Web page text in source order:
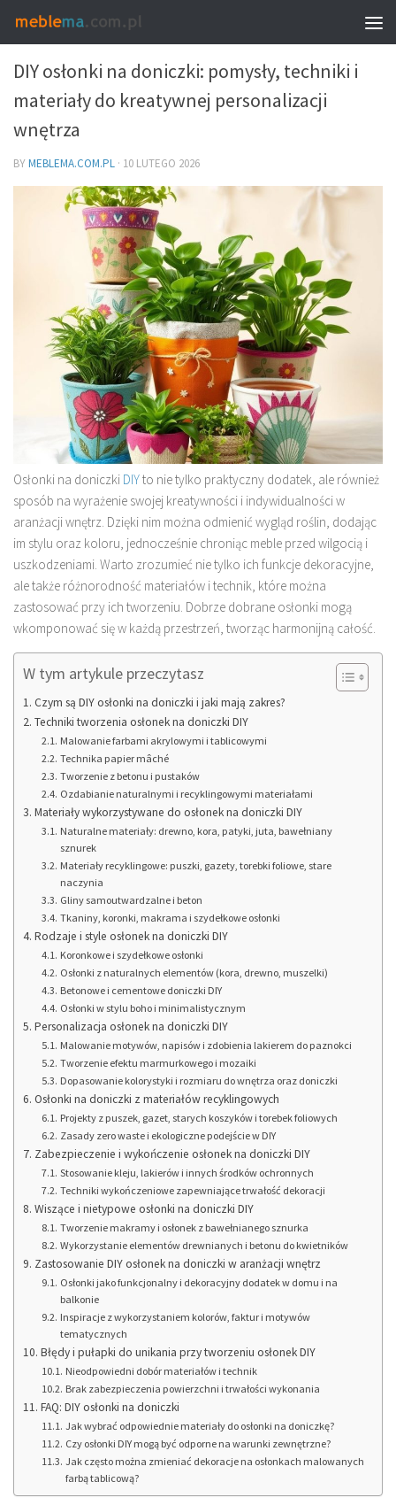
DIY DEKORACYJNE ORAZ UPCYCLING
DIY osłonki na doniczki: pomysły, techniki i
materiały do kreatywnej personalizacji
wnętrza
BYMEBLEMA.COM.PL · 10 LUTEGO 2026
Osłonki na doniczki DIYto nie tylko praktyczny dodatek, ale również
sposób na wyrażenie swojej kreatywności i indywidualności w
aranżacji wnętrz. Dzięki nim można odmienić wygląd roślin, dodając
im stylu oraz koloru, jednocześnie chroniąc meble przed wilgocią i
uszkodzeniami. Warto zrozumieć nie tylko ich funkcje dekoracyjne,
ale także różnorodność materiałów i technik, które można
zastosować przy ich tworzeniu. Dobrze dobrane osłonki mogą
wkomponować się w każdą przestrzeń, tworząc harmonijną całość.
W tym artykule przeczytasz
Czym są DIY osłonki na doniczki i jaki mają zakres?
Techniki tworzenia osłonek na doniczki DIY
Malowanie farbami akrylowymi i tablicowymi
Technika papier mâché
Tworzenie z betonu i pustaków
Ozdabianie naturalnymi i recyklingowymi materiałami
Materiały wykorzystywane do osłonek na doniczki DIY
Naturalne materiały: drewno, kora, patyki, juta, bawełniany
sznurek
Materiały recyklingowe: puszki, gazety, torebki foliowe, stare
naczynia
Gliny samoutwardzalne i beton
Tkaniny, koronki, makrama i szydełkowe osłonki
Rodzaje i style osłonek na doniczki DIY
Koronkowe i szydełkowe osłonki
Osłonki z naturalnych elementów (kora, drewno, muszelki)
Betonowe i cementowe doniczki DIY
Osłonki w stylu boho i minimalistycznym
Personalizacja osłonek na doniczki DIY
Malowanie motywów, napisów i zdobienia lakierem do paznokci
Tworzenie efektu marmurkowego i mozaiki
Dopasowanie kolorystyki i rozmiaru do wnętrza oraz doniczki
Osłonki na doniczki z materiałów recyklingowych
Projekty z puszek, gazet, starych koszyków i torebek foliowych
Zasady zero waste i ekologiczne podejście w DIY
Zabezpieczenie i wykończenie osłonek na doniczki DIY
Stosowanie kleju, lakierów i innych środków ochronnych
Techniki wykończeniowe zapewniające trwałość dekoracji
Wiszące i nietypowe osłonki na doniczki DIY
Tworzenie makramy i osłonek z bawełnianego sznurka
Wykorzystanie elementów drewnianych i betonu do kwietników
Zastosowanie DIY osłonek na doniczki w aranżacji wnętrz
Osłonki jako funkcjonalny i dekoracyjny dodatek w domu i na
balkonie
Inspiracje z wykorzystaniem kolorów, faktur i motywów
tematycznych
Błędy i pułapki do unikania przy tworzeniu osłonek DIY
Nieodpowiedni dobór materiałów i technik
Brak zabezpieczenia powierzchni i trwałości wykonania
FAQ: DIY osłonki na doniczki
Jak wybrać odpowiednie materiały do osłonki na doniczkę?
Czy osłonki DIY mogą być odporne na warunki zewnętrzne?
Jak często można zmieniać dekoracje na osłonkach malowanych
farbą tablicową?